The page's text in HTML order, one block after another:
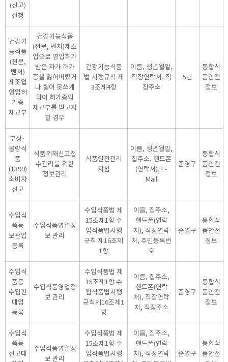
(신고)
신청
건강기
능식품
(전문,
벤처)
제조업
영업허
가증
재교부
건강기능식품
(전문, 벤처)제조
업으로 영업허가
받은 자가 허가
증을 잃어버렸거
나 헐어 못쓰게
되어 허가증의
재교부를 받고자
할 경우
건강기능식품
법 시행규칙 제
3조제4항
이름, 생년월일,
직장연락처, 직
장주소
5년
통합식
품안전
정보
부정·
불량식
품
(1399)
소비자
신고
식품위해신고접
수관리를 위한
정보관리
식품안전관리
지침
이름, 생년월일,
집주소, 핸드폰
(연락처), E-
Mail
준영구
통합식
품안전
정보
수입식
품등
보관업
등록
수입식품영업정
보 관리
수입식품법 제
15조제1항 수
입식품법시행
규칙 제16조제
1항
이름, 집주소,
핸드폰(연락
처), 직장연락
처, 주민등록번
호
준영구
통합식
품안전
정보
수입식
품등
수입판
매업
등록
수입식품영업정
보 관리
수입식품법 제
15조제1항 수
입식품법시행
규칙제16조제1
항
이름, 집주소,
핸드폰(연락
처), 직장연락
처, 직장주소
준영구
통합식
품안전
정보
수입식
품등
신고대
수입식품영업정
보 관리
수입식품법 제
15조제1항 수
입식품법시행
이름, 집주소,
핸드폰(연락
처), 직장연락
준영구
통합식
품안전